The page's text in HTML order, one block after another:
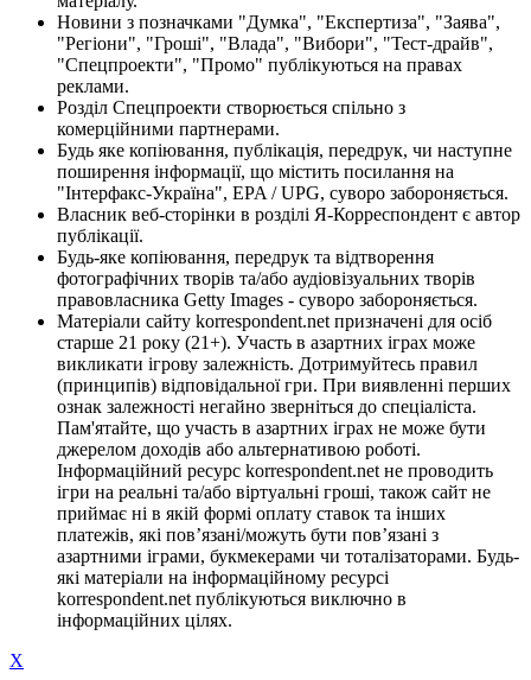
Новини з позначками "Думка", "Експертиза", "Заява",
"Регіони", "Гроші", "Влада", "Вибори", "Тест-драйв",
"Спецпроекти", "Промо" публікуються на правах
реклами.
Розділ Спецпроекти створюється спільно з
комерційними партнерами.
Будь яке копіювання, публікація, передрук, чи наступне
поширення інформації, що містить посилання на
"Інтерфакс-Україна", EPA / UPG, суворо забороняється.
Власник веб-сторінки в розділі Я-Корреспондент є автор
публікації.
Будь-яке копіювання, передрук та відтворення
фотографічних творів та/або аудіовізуальних творів
правовласника Getty Images - суворо забороняється.
Матеріали сайту korrespondent.net призначені для осіб
старше 21 року (21+). Участь в азартних іграх може
викликати ігрову залежність. Дотримуйтесь правил
(принципів) відповідальної гри. При виявленні перших
ознак залежності негайно зверніться до спеціаліста.
Пам'ятайте, що участь в азартних іграх не може бути
джерелом доходів або альтернативою роботі.
Інформаційний ресурс korrespondent.net не проводить
ігри на реальні та/або віртуальні гроші, також сайт не
приймає ні в якій формі оплату ставок та інших
платежів, які пов’язані/можуть бути пов’язані з
азартними іграми, букмекерами чи тоталізаторами. Будь-
які матеріали на інформаційному ресурсі
korrespondent.net публікуються виключно в
інформаційних цілях.
X